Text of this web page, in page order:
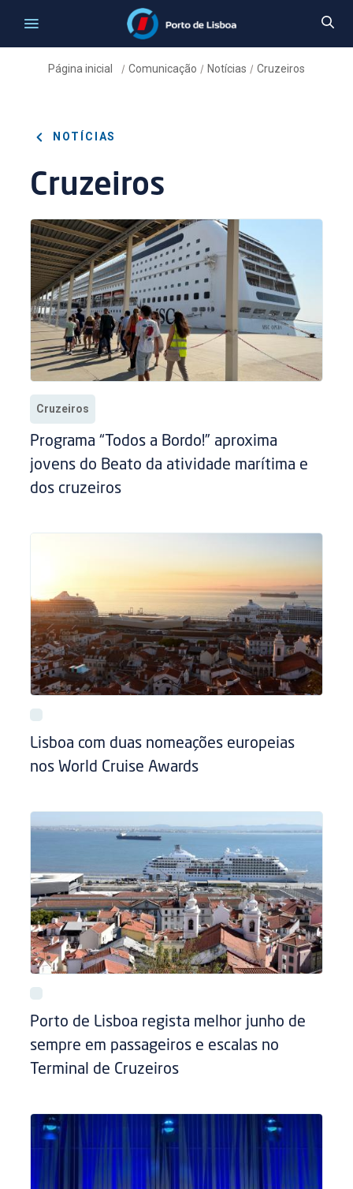
Página inicial / Comunicação / Notícias / Cruzeiros
NOTÍCIAS
Cruzeiros
Cruzeiros
Programa “Todos a Bordo!” aproxima
jovens do Beato da atividade marítima e
dos cruzeiros
Lisboa com duas nomeações europeias
nos World Cruise Awards
Porto de Lisboa regista melhor junho de
sempre em passageiros e escalas no
Terminal de Cruzeiros